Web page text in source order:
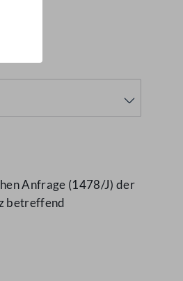
Anfrage (1478/J) der
betreffend